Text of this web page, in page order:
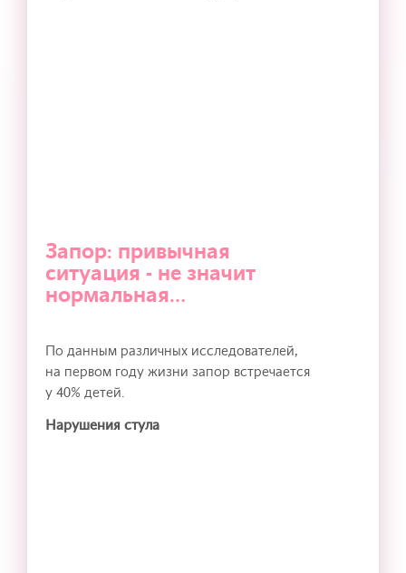
Запор: привычная
ситуация - не значит
нормальная…
По данным различных исследователей,
на первом году жизни запор встречается
у 40% детей.
Нарушения стула